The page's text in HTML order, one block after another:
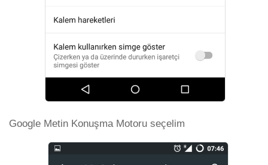
Google Metin Konuşma Motoru seçelim